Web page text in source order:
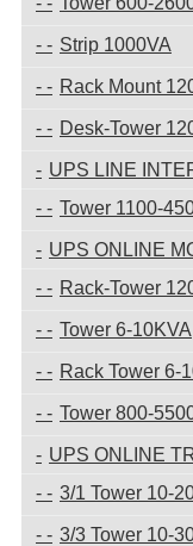
Strip 1000VA
Rack Mount
Desk-Tower
UPS LINE
Tower 1100-
UPS ONLINE
Rack-Tower
Tower 6-10KVA
Rack Tower 6-
Tower 800-
UPS ONLINE
3/1 Tower 10-
3/3 Tower 10-